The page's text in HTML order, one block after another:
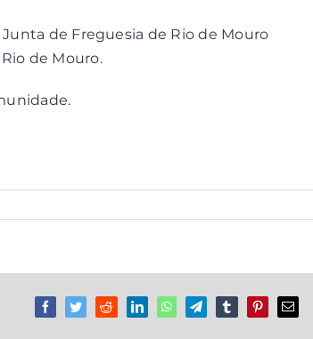
de Freguesia de Rio de Mouro
de Mouro.
FacebookTwitterRedditLinkedInWhatsAppTelegramTumblrPinterestEmail